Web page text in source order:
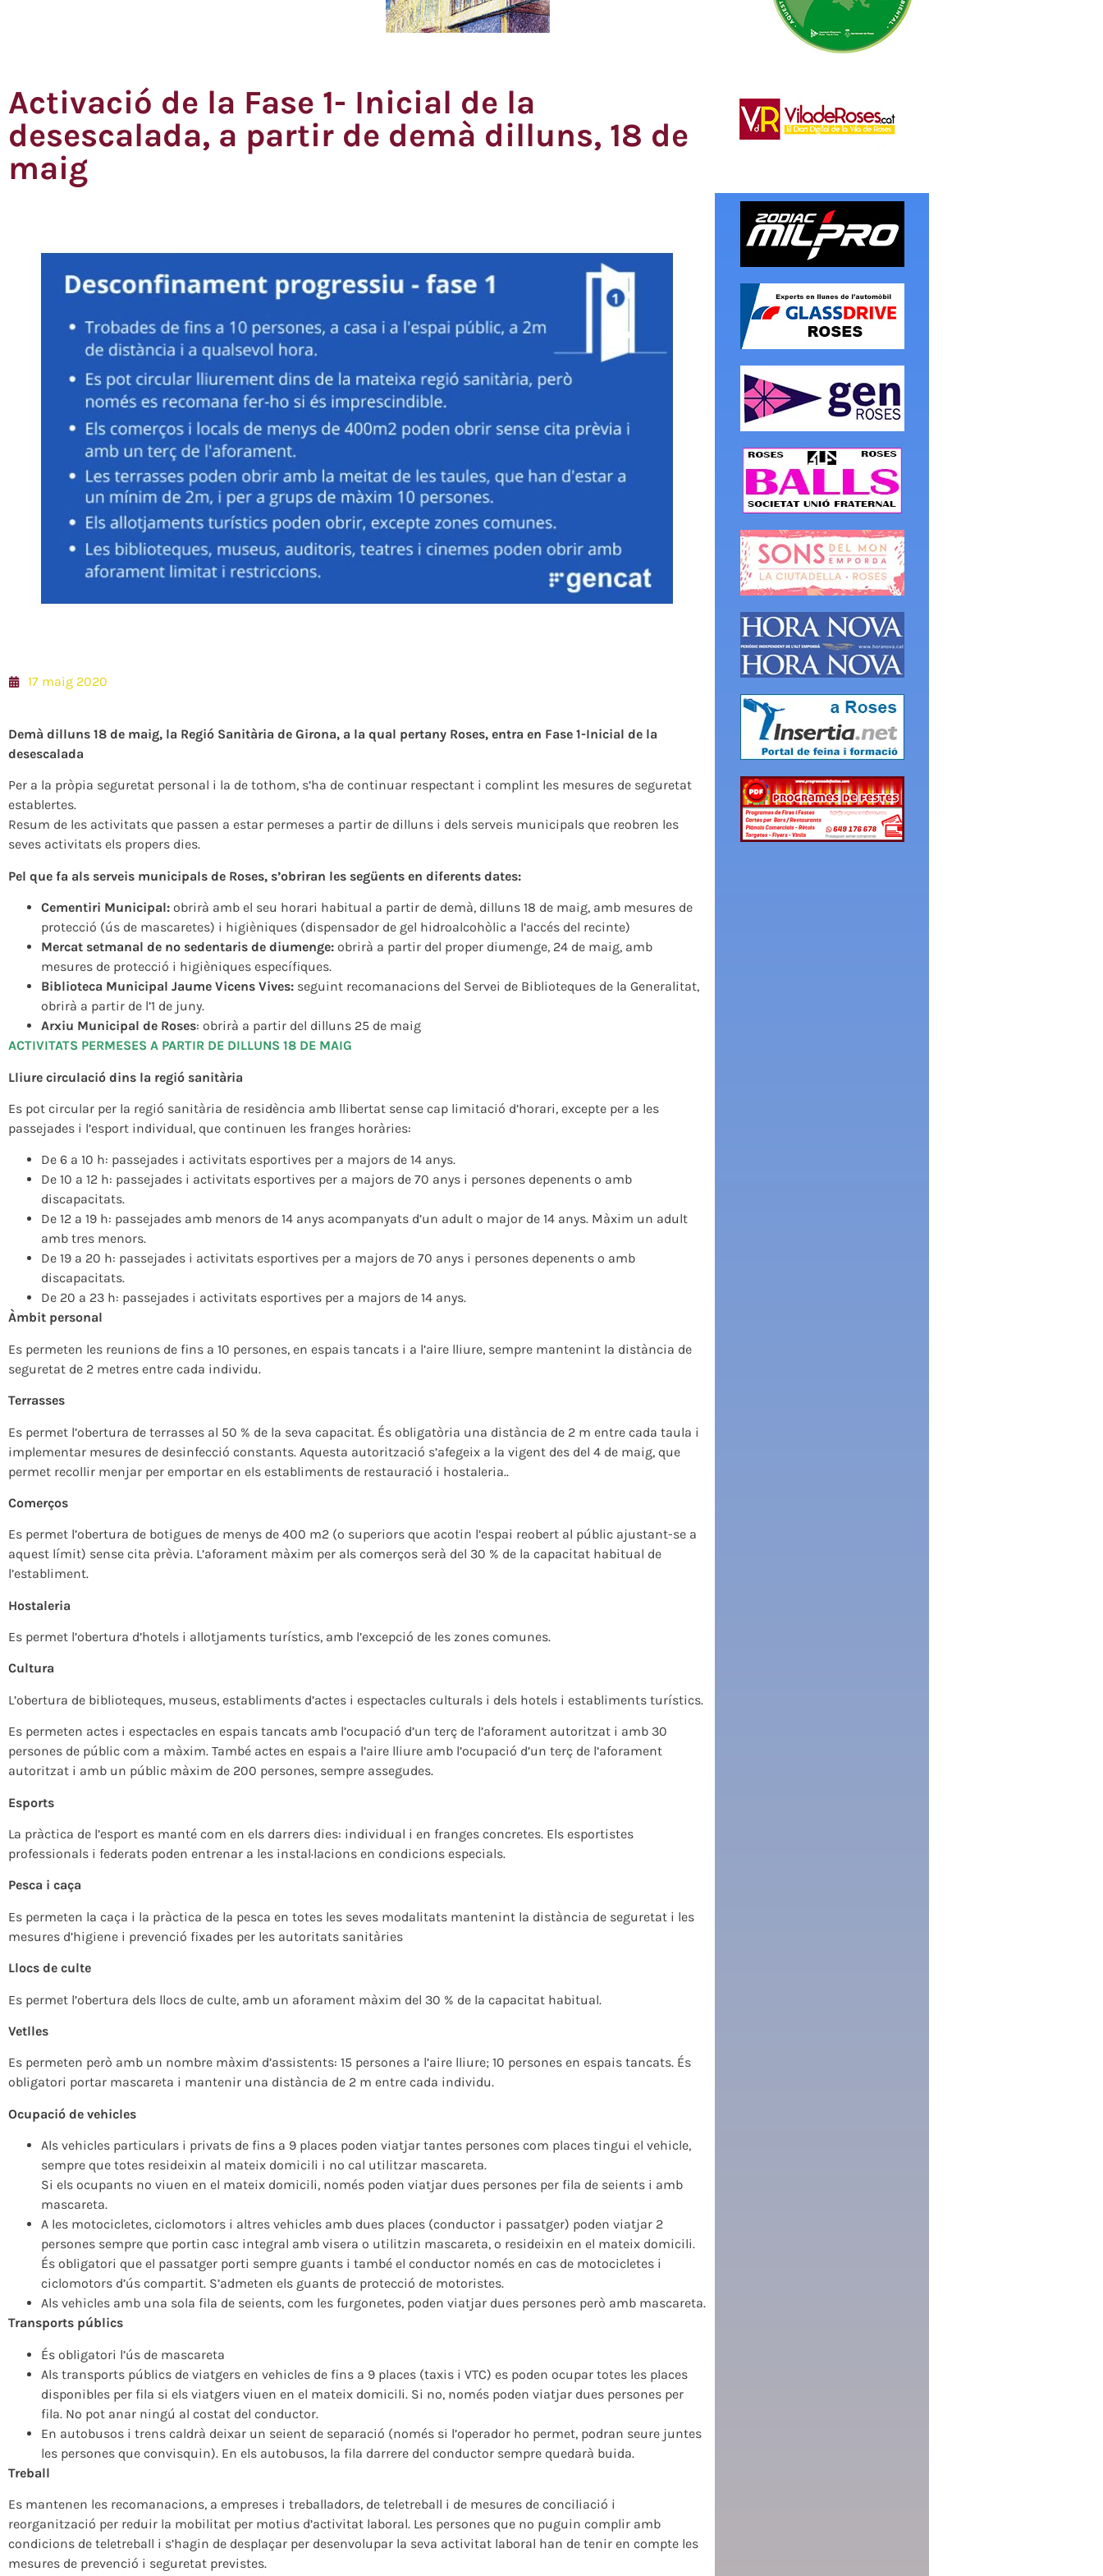
Activació de la Fase 1- Inicial de la
desescalada, a partir de demà dilluns, 18 de
maig
17 maig 2020
Demà dilluns 18 de maig, la Regió Sanitària de Girona, a la qual pertany Roses, entra en Fase 1-Inicial de la
desescalada
Per a la pròpia seguretat personal i la de tothom, s’ha de continuar respectant i complint les mesures de seguretat
establertes.
Resum de les activitats que passen a estar permeses a partir de dilluns i dels serveis municipals que reobren les
seves activitats els propers dies.
Pel que fa als serveis municipals de Roses, s’obriran les següents en diferents dates:
Cementiri Municipal: obrirà amb el seu horari habitual a partir de demà, dilluns 18 de maig, amb mesures de
protecció (ús de mascaretes) i higièniques (dispensador de gel hidroalcohòlic a l’accés del recinte)
Mercat setmanal de no sedentaris de diumenge: obrirà a partir del proper diumenge, 24 de maig, amb
mesures de protecció i higièniques específiques.
Biblioteca Municipal Jaume Vicens Vives: seguint recomanacions del Servei de Biblioteques de la Generalitat,
obrirà a partir de l’1 de juny.
Arxiu Municipal de Roses: obrirà a partir del dilluns 25 de maig
ACTIVITATS PERMESES A PARTIR DE DILLUNS 18 DE MAIG
Lliure circulació dins la regió sanitària
Es pot circular per la regió sanitària de residència amb llibertat sense cap limitació d’horari, excepte per a les
passejades i l’esport individual, que continuen les franges horàries:
De 6 a 10 h: passejades i activitats esportives per a majors de 14 anys.
De 10 a 12 h: passejades i activitats esportives per a majors de 70 anys i persones depenents o amb
discapacitats.
De 12 a 19 h: passejades amb menors de 14 anys acompanyats d’un adult o major de 14 anys. Màxim un adult
amb tres menors.
De 19 a 20 h: passejades i activitats esportives per a majors de 70 anys i persones depenents o amb
discapacitats.
De 20 a 23 h: passejades i activitats esportives per a majors de 14 anys.
Àmbit personal
Es permeten les reunions de fins a 10 persones, en espais tancats i a l’aire lliure, sempre mantenint la distància de
seguretat de 2 metres entre cada individu.
Terrasses
Es permet l’obertura de terrasses al 50 % de la seva capacitat. És obligatòria una distància de 2 m entre cada taula i
implementar mesures de desinfecció constants. Aquesta autorització s’afegeix a la vigent des del 4 de maig, que
permet recollir menjar per emportar en els establiments de restauració i hostaleria..
Comerços
Es permet l’obertura de botigues de menys de 400 m2 (o superiors que acotin l’espai reobert al públic ajustant-se a
aquest límit) sense cita prèvia. L’aforament màxim per als comerços serà del 30 % de la capacitat habitual de
l’establiment.
Hostaleria
Es permet l’obertura d’hotels i allotjaments turístics, amb l’excepció de les zones comunes.
Cultura
L’obertura de biblioteques, museus, establiments d’actes i espectacles culturals i dels hotels i establiments turístics.
Es permeten actes i espectacles en espais tancats amb l’ocupació d’un terç de l’aforament autoritzat i amb 30
persones de públic com a màxim. També actes en espais a l’aire lliure amb l’ocupació d’un terç de l’aforament
autoritzat i amb un públic màxim de 200 persones, sempre assegudes.
Esports
La pràctica de l’esport es manté com en els darrers dies: individual i en franges concretes. Els esportistes
professionals i federats poden entrenar a les instal·lacions en condicions especials.
Pesca i caça
Es permeten la caça i la pràctica de la pesca en totes les seves modalitats mantenint la distància de seguretat i les
mesures d’higiene i prevenció fixades per les autoritats sanitàries
Llocs de culte
Es permet l’obertura dels llocs de culte, amb un aforament màxim del 30 % de la capacitat habitual.
Vetlles
Es permeten però amb un nombre màxim d’assistents: 15 persones a l’aire lliure; 10 persones en espais tancats. És
obligatori portar mascareta i mantenir una distància de 2 m entre cada individu.
Ocupació de vehicles
Als vehicles particulars i privats de fins a 9 places poden viatjar tantes persones com places tingui el vehicle,
sempre que totes resideixin al mateix domicili i no cal utilitzar mascareta.
Si els ocupants no viuen en el mateix domicili, només poden viatjar dues persones per fila de seients i amb
mascareta.
A les motocicletes, ciclomotors i altres vehicles amb dues places (conductor i passatger) poden viatjar 2
persones sempre que portin casc integral amb visera o utilitzin mascareta, o resideixin en el mateix domicili.
És obligatori que el passatger porti sempre guants i també el conductor només en cas de motocicletes i
ciclomotors d’ús compartit. S’admeten els guants de protecció de motoristes.
Als vehicles amb una sola fila de seients, com les furgonetes, poden viatjar dues persones però amb mascareta.
Transports públics
És obligatori l’ús de mascareta
Als transports públics de viatgers en vehicles de fins a 9 places (taxis i VTC) es poden ocupar totes les places
disponibles per fila si els viatgers viuen en el mateix domicili. Si no, només poden viatjar dues persones per
fila. No pot anar ningú al costat del conductor.
En autobusos i trens caldrà deixar un seient de separació (només si l’operador ho permet, podran seure juntes
les persones que convisquin). En els autobusos, la fila darrere del conductor sempre quedarà buida.
Treball
Es mantenen les recomanacions, a empreses i treballadors, de teletreball i de mesures de conciliació i
reorganització per reduir la mobilitat per motius d’activitat laboral. Les persones que no puguin complir amb
condicions de teletreball i s’hagin de desplaçar per desenvolupar la seva activitat laboral han de tenir en compte les
mesures de prevenció i seguretat previstes.